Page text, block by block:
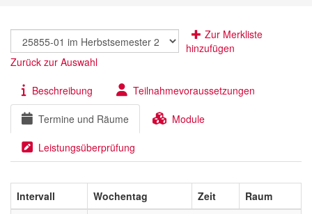
Zur Merkliste
hinzufügen
Zurück zur Auswahl
Beschreibung Teilnahmevoraussetzungen
Termine und Räume Module
Leistungsüberprüfung
Intervall Wochentag Zeit
Raum